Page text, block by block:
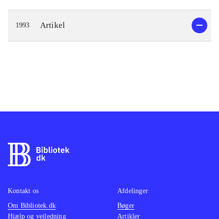
1993 Artikel
Kontakt os
Om Bibliotek.dk
Hjælp og vejledning
Afdelinger
Bøger
Artikler